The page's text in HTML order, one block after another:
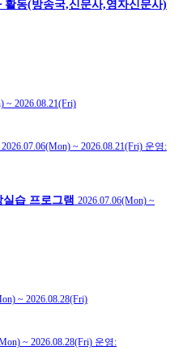
활동(방송국,신문사,영자신문사)
~ 2026.08.21(Fri)
2026.07.06(Mon) ~ 2026.08.21(Fri) 운영:
습 프로그램 2026.07.06(Mon) ~
~ 2026.08.28(Fri)
~ 2026.08.28(Fri) 운영: